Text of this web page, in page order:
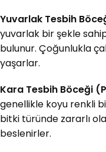
Yuvarlak Tesbih
yuvarlak bir şekle
bulunur. Çoğunlukla
yaşarlar.
Kara Tesbih Böceği
genellikle koyu renkli
bitki türünde zararlı
beslenirler.